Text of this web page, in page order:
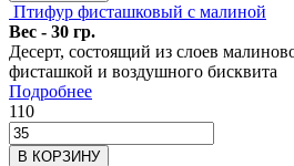
Птифур фисташковый с малиной
Вес - 30 гр.
Десерт, состоящий из слоев
фисташкой и воздушного бисквита
Подробнее
110
В КОРЗИНУ